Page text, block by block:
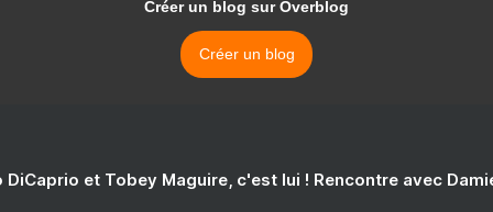
Créer un blog sur Overblog
Créer un blog
DiCaprio et Tobey Maguire, c'est lui ! Rencontre avec